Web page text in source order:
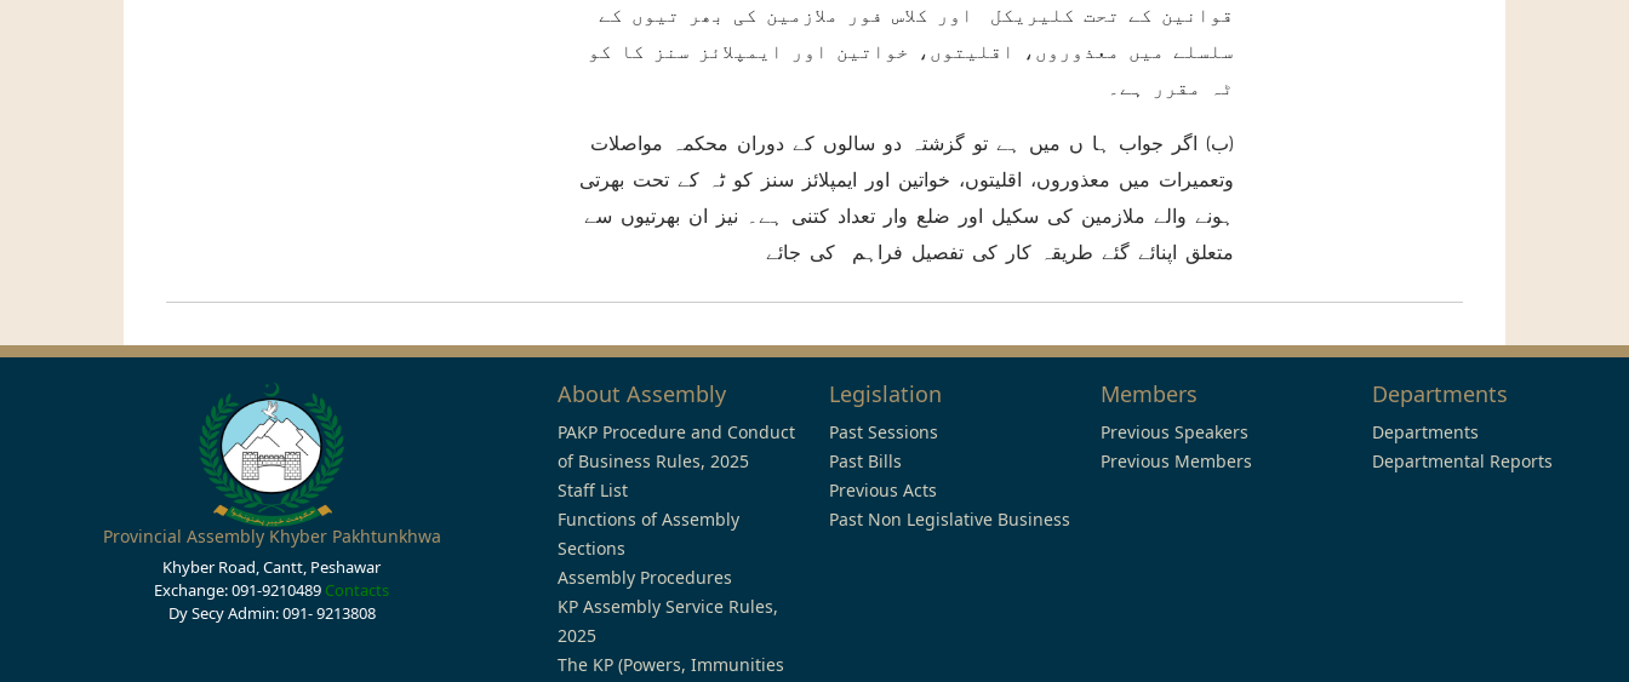
قوانین کے تحت کلیریکل اور کلاس فور ملازمین کی بھر تیوں کے
سلسلے میں معذوروں، اقلیتوں، خواتین اور ایمپلائز سنز کا کو
ٹہ مقرر ہے۔
(ب) اگر جواب ہا ں میں ہے تو گزشتہ دو سالوں کے دوران محکمہ مواصلات
وتعمیرات میں معذوروں، اقلیتوں، خواتین اور ایمپلائز سنز کو ٹہ کے تحت بھرتی
ہونے والے ملازمین کی سکیل اور ضلع وار تعداد کتنی ہے۔ نیز ان بھرتیوں سے
متعلق اپنائے گئے طریقہ کار کی تفصیل فراہم کی جائے
Provincial Assembly Khyber Pakhtunkhwa
Khyber Road, Cantt, Peshawar
Exchange: 091-9210489 Contacts
Dy Secy Admin: 091- 9213808
About Assembly
PAKP Procedure and Conduct
of Business Rules, 2025
Staff List
Functions of Assembly
Sections
Assembly Procedures
KP Assembly Service Rules,
2025
The KP (Powers, Immunities
Legislation
Past Sessions
Past Bills
Previous Acts
Past Non Legislative Business
Members
Previous Speakers
Previous Members
Departments
Departments
Departmental Reports